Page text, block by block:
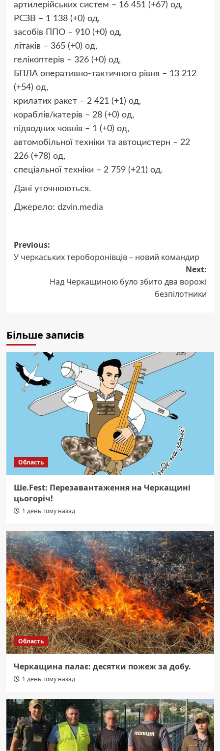
артилерійських систем – 16 451 (+67) од,
РСЗВ – 1 138 (+0) од,
засобів ППО – 910 (+0) од,
літаків – 365 (+0) од,
гелікоптерів – 326 (+0) од,
БПЛА оперативно-тактичного рівня – 13 212
(+54) од,
крилатих ракет – 2 421 (+1) од,
кораблів/катерів – 28 (+0) од,
підводних човнів – 1 (+0) од,
автомобільної техніки та автоцистерн – 22
226 (+78) од,
спеціальної техніки – 2 759 (+21) од.
Дані уточнюються.
Джерело: dzvin.media
Post
navigation
Previous:
У черкаських тероборонівців – новий командир
Next:
Над Черкащиною було збито два ворожі
безпілотники
Більше записів
Область
Ше.Fest: Перезавантаження на Черкащині
цьогоріч!
1 день тому назад
Область
Черкащина палає: десятки пожеж за добу.
1 день тому назад